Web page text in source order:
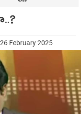
February 2025